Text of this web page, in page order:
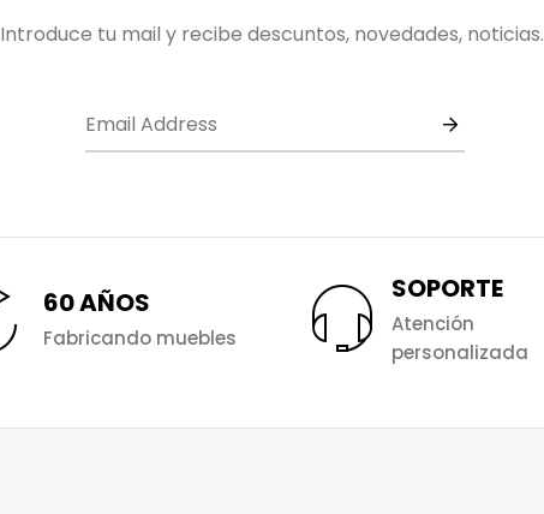
Introduce tu mail y recibe descuntos, novedades,
60 AÑOS
Fabricando muebles
SOPORTE
Atención
personalizada